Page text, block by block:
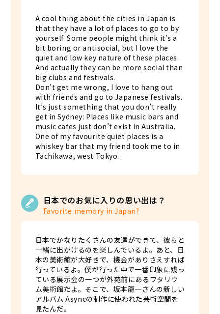
A cool thing about the cities in Japan is
that they have a lot of places to go to by
yourself. Some people might think it’s a
bit boring or antisocial, but I love the
quiet and low key nature of these places.
And actually they can be more social than
big clubs and festivals.
Don’t get me wrong, I love to hang out
with friends and go to Japanese festivals.
It’s just something that you don’t really
get in Sydney: Places like music bars and
music cafes just don’t exist in Australia.
One of my favourite quiet places is a
whiskey bar that my friend took me to in
Tachikawa, west Tokyo.
日本でのお気に入りの思い出は？
Favorite memory in Japan?
日本でかなりたくさんの友達ができて、彼らと
一緒に出かけるのを楽しんでいるよ。あと、日
本の美術館が大好きで、機会がありさえすれば
行っているよ。僕が行った中で一番印象に残っ
ている展示会の一つが外苑前にあるワタリウ
ム美術館だよ。そこで、坂本龍一さんの新しい
アルバム Asyncの制作に使われた芸術空間を
見たんだ。